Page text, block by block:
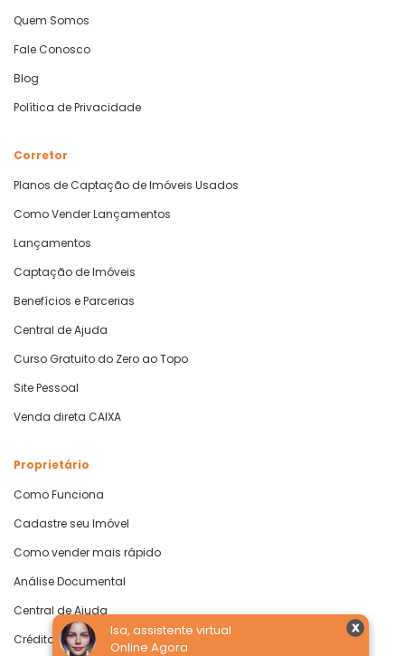
Isa, assistente virtual
Online Agora
Quem Somos
Fale Conosco
Blog
Política de Privacidade
Corretor
Planos de Captação de Imóveis Usados
Como Vender Lançamentos
Lançamentos
Captação de Imóveis
Benefícios e Parcerias
Central de Ajuda
Curso Gratuito do Zero ao Topo
Site Pessoal
Venda direta CAIXA
Proprietário
Como Funciona
Cadastre seu Imóvel
Como vender mais rápido
Análise Documental
Central de Ajuda
Crédito com Garantia de Imóvel